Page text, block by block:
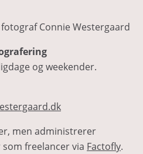
og weekender.
men administrerer
freelancer via Factofly.